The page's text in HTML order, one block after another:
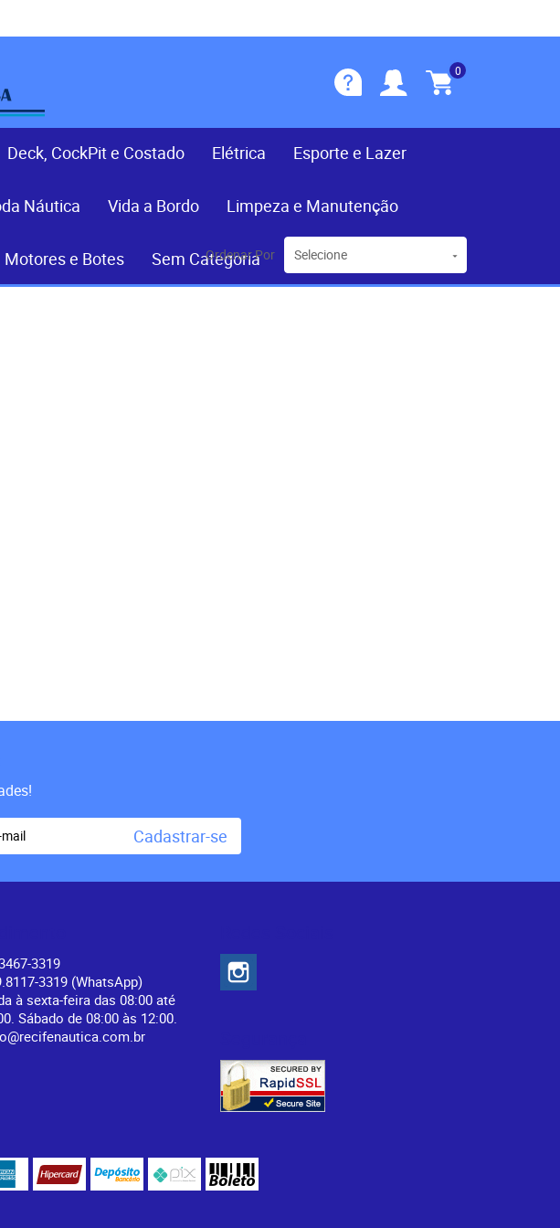
0
Deck, CockPit e Costado Elétrica Esporte e Lazer
Náutica Vida a Bordo Limpeza e Manutenção
Motores e Botes Sem Categoria
Ordenar Por Selecione
Cadastrar-se
3319
3319 (WhatsApp)
à sexta-feira das 08:00 até
Sábado de 08:00 às 12:00.